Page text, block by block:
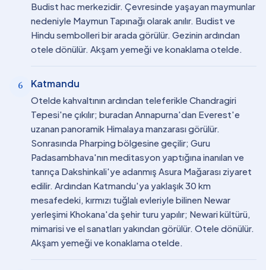
Budist hac merkezidir. Çevresinde yaşayan maymunlar
nedeniyle Maymun Tapınağı olarak anılır. Budist ve
Hindu sembolleri bir arada görülür. Gezinin ardından
otele dönülür. Akşam yemeği ve konaklama otelde.
6 Katmandu
Otelde kahvaltının ardından teleferikle Chandragiri
Tepesi'ne çıkılır; buradan Annapurna'dan Everest'e
uzanan panoramik Himalaya manzarası görülür.
Sonrasında Pharping bölgesine geçilir; Guru
Padasambhava'nın meditasyon yaptığına inanılan ve
tanrıça Dakshinkali'ye adanmış Asura Mağarası ziyaret
edilir. Ardından Katmandu'ya yaklaşık 30 km
mesafedeki, kırmızı tuğlalı evleriyle bilinen Newar
yerleşimi Khokana'da şehir turu yapılır; Newari kültürü,
mimarisi ve el sanatları yakından görülür. Otele dönülür.
Akşam yemeği ve konaklama otelde.